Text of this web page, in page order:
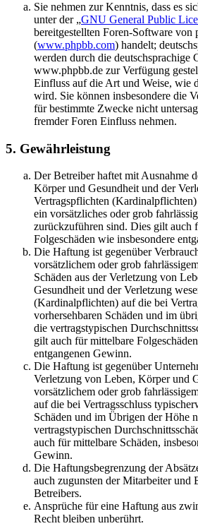
Sie nehmen zur Kenntnis, dass es
unter der „GNU General Public
bereitgestellten Foren-Software
(www.phpbb.com) handelt;
werden durch die deutschsprachige
www.phpbb.de zur Verfügung
Einfluss auf die Art und Weise, wie
wird. Sie können insbesondere die
für bestimmte Zwecke nicht
fremder Foren Einfluss nehmen.
5. Gewährleistung
Der Betreiber haftet mit Ausnahme
Körper und Gesundheit und der
Vertragspflichten
ein vorsätzliches oder grob
zurückzuführen sind. Dies gilt auch
Folgeschäden wie insbesondere
Die Haftung ist gegenüber
vorsätzlichem oder grob
Schäden aus der Verletzung von
Gesundheit und der Verletzung
(Kardinalpflichten) auf die bei
vorhersehbaren Schäden und im
die vertragstypischen
gilt auch für mittelbare
entgangenen Gewinn.
Die Haftung ist gegenüber
Verletzung von Leben, Körper und
vorsätzlichem oder grob
auf die bei Vertragsschluss
Schäden und im Übrigen der Höhe
vertragstypischen
auch für mittelbare Schäden,
Gewinn.
Die Haftungsbegrenzung der
auch zugunsten der Mitarbeiter und
Betreibers.
Ansprüche für eine Haftung aus
Recht bleiben unberührt.